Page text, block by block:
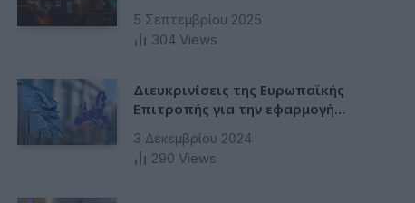
ασφάλειας στα αεροδρόμια
5 Σεπτεμβρίου 2025
304 Views
Διευκρινίσεις της Ευρωπαϊκής
Επιτροπής για την εφαρμογή
Ευρωπαϊκή Ενωση
3 Δεκεμβρίου 2024
290 Views